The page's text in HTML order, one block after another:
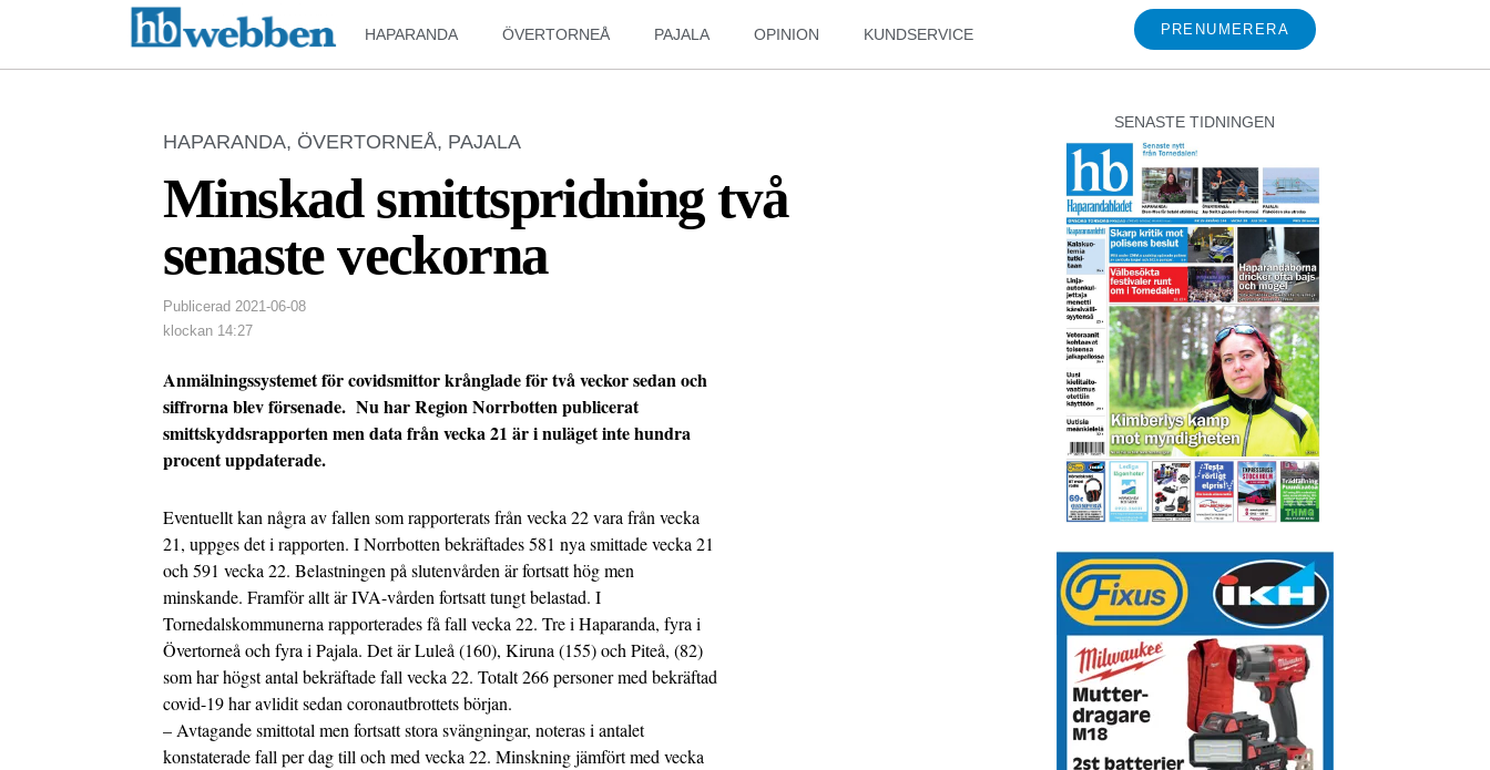
HAPARANDA ÖVERTORNEÅ PAJALA OPINION KUNDSERVICE PRENUMERERA
HAPARANDA, ÖVERTORNEÅ, PAJALA
Minskad smittspridning två
senaste veckorna
Publicerad 2021-06-08
klockan 14:27
Anmälningssystemet för covidsmittor krånglade för två veckor sedan och
siffrorna blev försenade. Nu har Region Norrbotten publicerat
smittskyddsrapporten men data från vecka 21 är i nuläget inte hundra
procent uppdaterade.
Eventuellt kan några av fallen som rapporterats från vecka 22 vara från vecka
21, uppges det i rapporten. I Norrbotten bekräftades 581 nya smittade vecka 21
och 591 vecka 22. Belastningen på slutenvården är fortsatt hög men
minskande. Framför allt är IVA-vården fortsatt tungt belastad. I
Tornedalskommunerna rapporterades få fall vecka 22. Tre i Haparanda, fyra i
Övertorneå och fyra i Pajala. Det är Luleå (160), Kiruna (155) och Piteå, (82)
som har högst antal bekräftade fall vecka 22. Totalt 266 personer med bekräftad
covid-19 har avlidit sedan coronautbrottets början.
– Avtagande smittotal men fortsatt stora svängningar, noteras i antalet
konstaterade fall per dag till och med vecka 22. Minskning jämfört med vecka
SENASTE TIDNINGEN